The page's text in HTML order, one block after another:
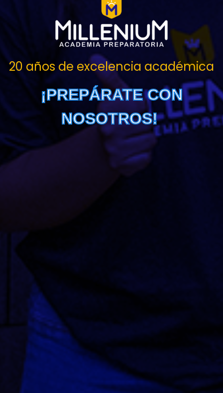
20 años de excelencia académica
¡PREPÁRATE CON
NOSOTROS!